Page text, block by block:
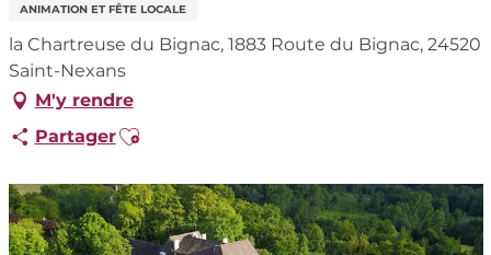
ANIMATION ET FÊTE LOCALE
la Chartreuse du Bignac, 1883 Route du Bignac, 24520
Saint-Nexans
M'y rendre
PartagerAjouter aux favoris